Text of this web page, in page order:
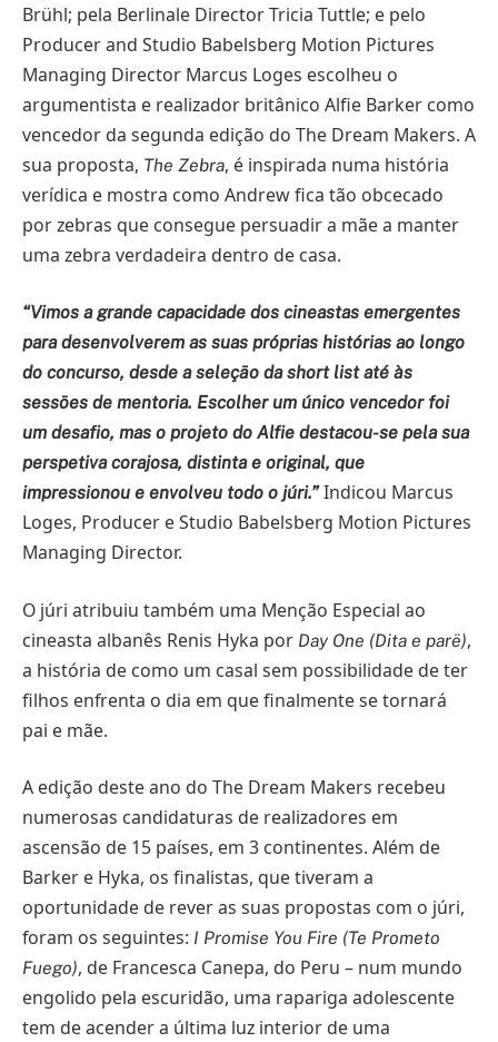
Brühl; pela Berlinale Director Tricia Tuttle; e pelo
Producer and Studio Babelsberg Motion Pictures
Managing Director Marcus Loges escolheu o
argumentista e realizador britânico Alfie Barker como
vencedor da segunda edição do The Dream Makers. A
sua proposta, The Zebra, é inspirada numa história
verídica e mostra como Andrew fica tão obcecado
por zebras que consegue persuadir a mãe a manter
uma zebra verdadeira dentro de casa.
“Vimos a grande capacidade dos cineastas emergentes
para desenvolverem as suas próprias histórias ao longo
do concurso, desde a seleção da short list até às
sessões de mentoria. Escolher um único vencedor foi
um desafio, mas o projeto do Alfie destacou-se pela sua
perspetiva corajosa, distinta e original, que
impressionou e envolveu todo o júri.”Indicou Marcus
Loges, Producer e Studio Babelsberg Motion Pictures
Managing Director.
O júri atribuiu também uma Menção Especial ao
cineasta albanês Renis Hyka por Day One (Dita e parë),
a história de como um casal sem possibilidade de ter
filhos enfrenta o dia em que finalmente se tornará
pai e mãe.
A edição deste ano do The Dream Makers recebeu
numerosas candidaturas de realizadores em
ascensão de 15 países, em 3 continentes. Além de
Barker e Hyka, os finalistas, que tiveram a
oportunidade de rever as suas propostas com o júri,
foram os seguintes: I Promise You Fire (Te Prometo
Fuego), de Francesca Canepa, do Peru – num mundo
engolido pela escuridão, uma rapariga adolescente
tem de acender a última luz interior de uma